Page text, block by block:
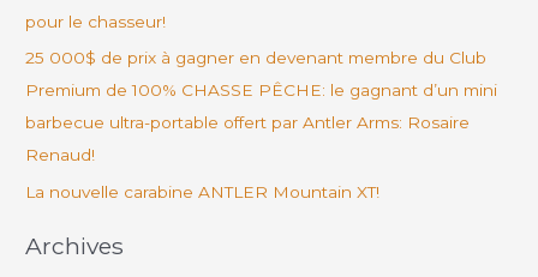
e
r
:
pour le chasseur!
25 000$ de prix à gagner en devenant membre du Club
Premium de 100% CHASSE PÊCHE: le gagnant d’un mini
barbecue ultra-portable offert par Antler Arms: Rosaire
Renaud!
La nouvelle carabine ANTLER Mountain XT!
Archives